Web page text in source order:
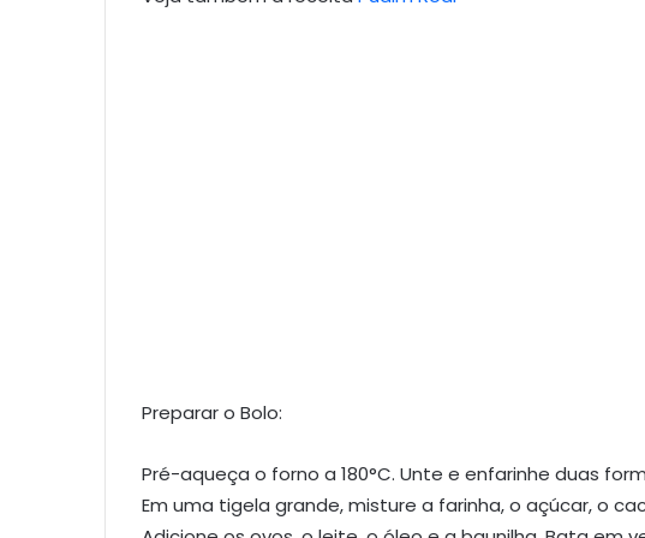
Preparar o Bolo:
Pré-aqueça o forno a 180°C. Unte e enfarinhe duas
Em uma tigela grande, misture a farinha, o açúcar, o